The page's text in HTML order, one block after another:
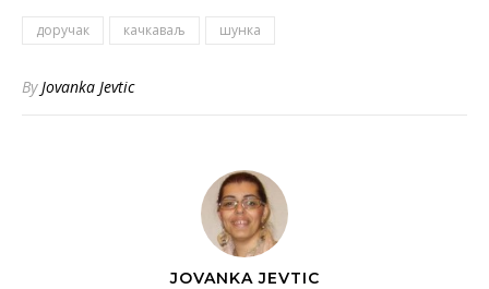
доручак качкаваљ шунка
By Jovanka Jevtic
JOVANKA JEVTIC